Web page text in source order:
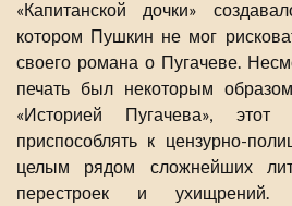
«Капитанской дочки»
котором Пушкин не мог
своего романа о Пугачеве.
печать был некоторым
«Историей Пугачева», этот
приспособлять к цензурно-
целым рядом сложнейших
перестроек и ухищрений.